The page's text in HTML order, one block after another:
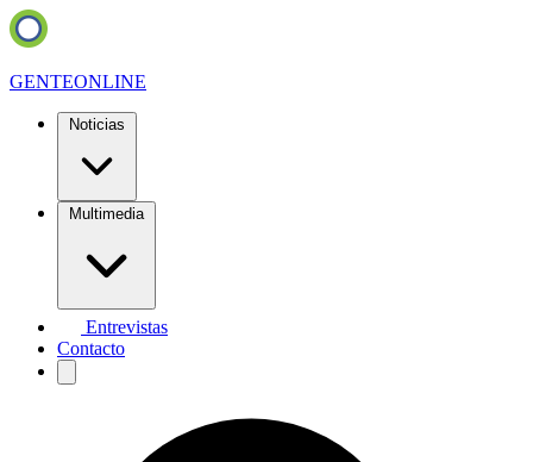
GENTEONLINE
Noticias
Multimedia
Entrevistas
Contacto